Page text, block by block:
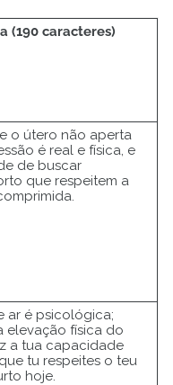
(190 caracteres)
o útero não aperta
é real e física, e
de buscar
que respeitem a
ar é psicológica;
elevação física do
a tua capacidade
tu respeites o teu
hoje.